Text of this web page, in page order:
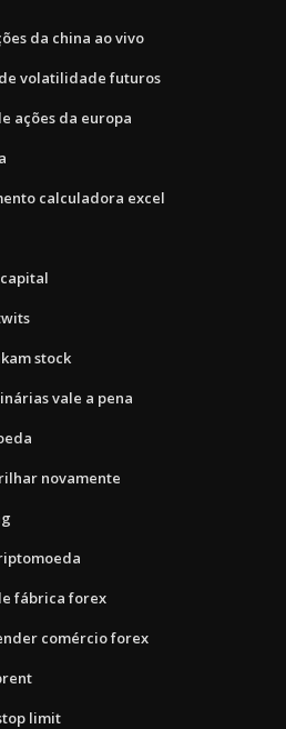
da china ao vivo
volatilidade futuros
ações da europa
calculadora excel
stock
vale a pena
novamente
fábrica forex
comércio forex
limit